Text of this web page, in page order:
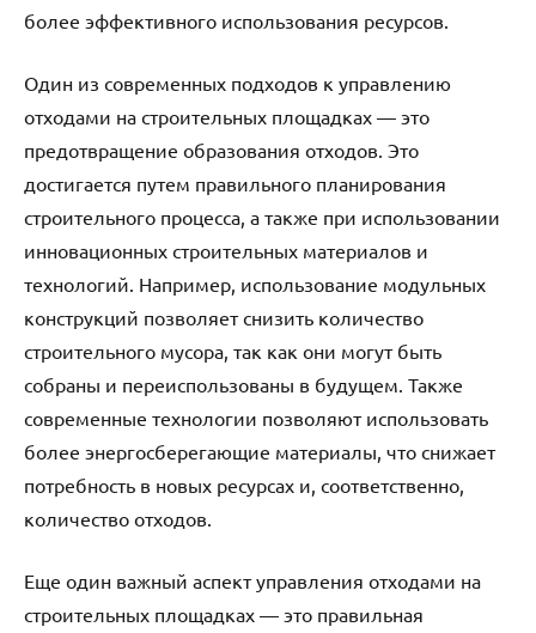
более эффективного использования ресурсов.
Один из современных подходов к управлению
отходами на строительных площадках — это
предотвращение образования отходов. Это
достигается путем правильного планирования
строительного процесса, а также при использовании
инновационных строительных материалов и
технологий. Например, использование модульных
конструкций позволяет снизить количество
строительного мусора, так как они могут быть
собраны и переиспользованы в будущем. Также
современные технологии позволяют использовать
более энергосберегающие материалы, что снижает
потребность в новых ресурсах и, соответственно,
количество отходов.
Еще один важный аспект управления отходами на
строительных площадках — это правильная